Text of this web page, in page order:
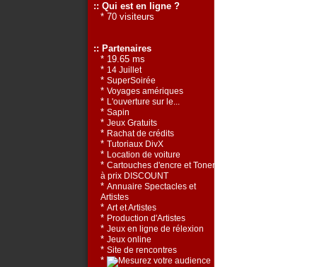
:: Qui est en ligne ?
* 70 visiteurs
:: Partenaires
* 19.65 ms
* 14 Juillet
* SuperSoirée
* Voyages amériques
* L'ouverture sur le...
* Sapin
* Jeux Gratuits
* Rachat de crédits
* Tutoriaux DivX
* Location de voiture
* Cartouches d'encre et Toners
à prix DISCOUNT
* Annuaire Spectacles et
Artistes
* Art et Artistes
* Production d'Artistes
* Jeux en ligne de rélexion
* Jeux online
* Site de rencontres
*